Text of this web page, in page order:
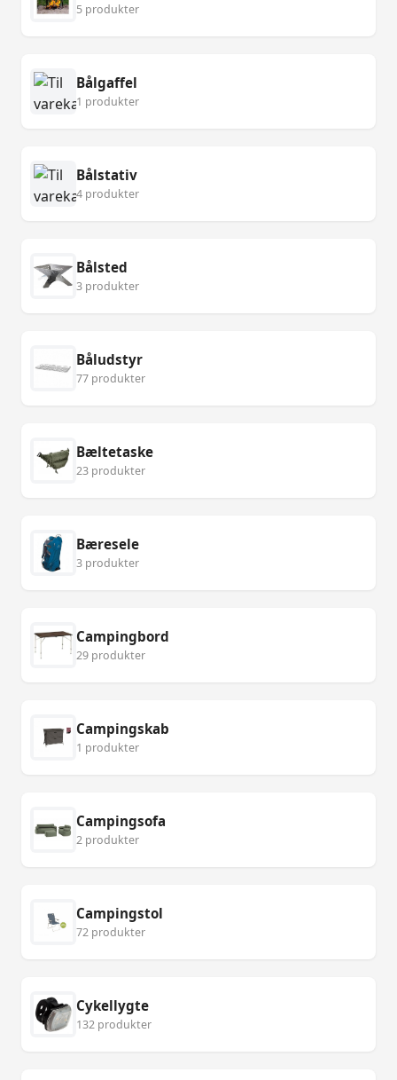
5 produkter
Bålgaffel
1 produkter
Bålstativ
4 produkter
Bålsted
3 produkter
Båludstyr
77 produkter
Bæltetaske
23 produkter
Bæresele
3 produkter
Campingbord
29 produkter
Campingskab
1 produkter
Campingsofa
2 produkter
Campingstol
72 produkter
Cykellygte
132 produkter